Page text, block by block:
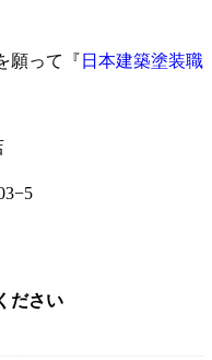
願って『 日本建築塗装職
ださい